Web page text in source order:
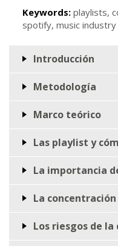
Keywords: playlists,
spotify, music industry
Introducción
Metodología
Marco teórico
Las playlist y
La importancia
La
Los riesgos de